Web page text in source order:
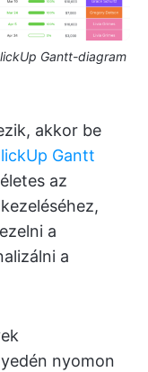
Gantt-diagram
akkor be
Gantt
az
a
a
nyomon